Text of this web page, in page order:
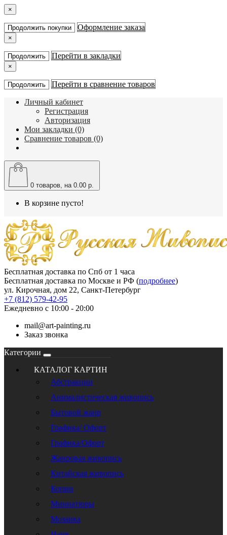
×
Продолжить покупки Оформление заказа
×
Продолжить Перейти в закладки
×
Продолжить Перейти в сравнение товаров
Личный кабинет
Регистрация
Авторизация
Мои закладки (0)
Сравнение товаров (0)
0 товаров, на 0.00 р.
В корзине пусто!
Бесплатная доставка по Спб от 1 часа
Бесплатная доставка по Москве и РФ (подробнее)
ул. Кирочная, дом 22, Санкт-Петербург
+7 (812) 579-42-95
Ежедневно с 10:00 - 20:00
mail@art-painting.ru
Заказ звонка
Категории
КАТАЛОГ КАРТИН
Абстракции
Анималистическая живопись
Бытовой жанр
Графика/ Офорт
Графика/Офорт
Жанровая живопись
Китайская живопись
Копии
Миниатюры
Мозаика